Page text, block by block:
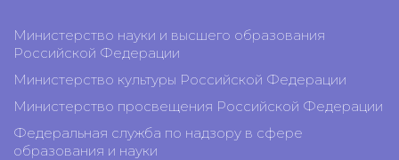
Министерство науки и высшего образования
Российской Федерации
Министерство культуры Российской Федерации
Министерство просвещения Российской Федерации
Федеральная служба по надзору в сфере
образования и науки